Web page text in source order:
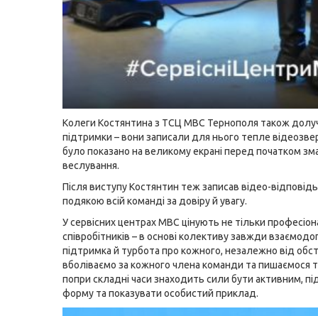
Колеги Костянтина з ТСЦ МВС Тернополя також
підтримки – вони записали для нього тепле
було показано на великому екрані перед початком
веслування.
Після виступу Костянтин теж записав відео-
подякою всій команді за довіру й увагу.
У сервісних центрах МВС цінують не тільки
співробітників – в основі колективу завжди
підтримка й турбота про кожного, незалежно від
вболіваємо за кожного члена команди та пишаємося
попри складні часи знаходить сили бути активним,
форму та показувати особистий приклад.